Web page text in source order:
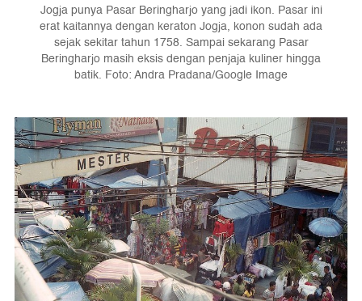
Jogja punya Pasar Beringharjo yang jadi ikon. Pasar ini
erat kaitannya dengan keraton Jogja, konon sudah ada
sejak sekitar tahun 1758. Sampai sekarang Pasar
Beringharjo masih eksis dengan penjaja kuliner hingga
batik. Foto: Andra Pradana/Google Image